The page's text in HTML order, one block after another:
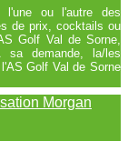
l'une ou l'autre des
de prix, cocktails ou
Golf Val de Sorne,
demande, la/les
Golf Val de Sorne
Morgan